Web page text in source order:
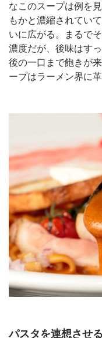
なこのスープは例を
もかと濃縮されてい
いに広がる。まるで
濃度だが、後味はす
後の一口まで飽きが
ープはラーメン界に
パスタを連想させ